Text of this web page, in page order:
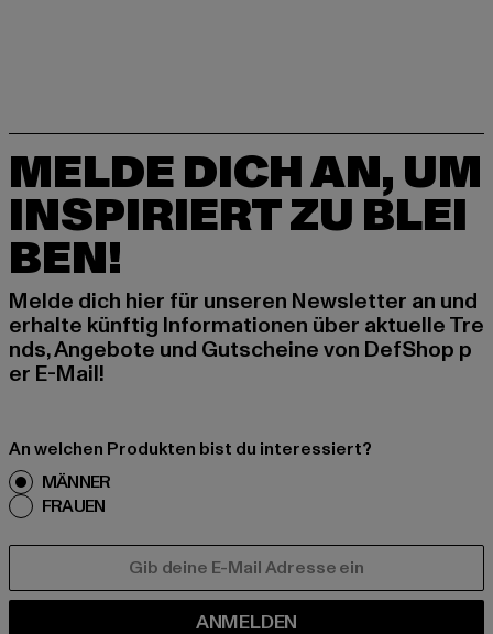
MELDE DICH AN, UM
INSPIRIERT ZU BLEI
BEN!
Melde dich hier für unseren Newsletter an und
erhalte künftig Informationen über aktuelle Tre
nds, Angebote und Gutscheine von DefShop p
er E-Mail!
An welchen Produkten bist du interessiert?
MÄNNER
FRAUEN
ANMELDEN